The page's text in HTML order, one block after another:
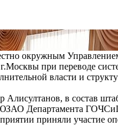
окружным
при переводе
власти и
Алисултанов, в
Департамента
приняли